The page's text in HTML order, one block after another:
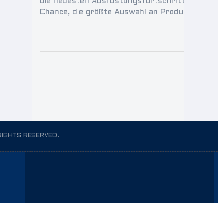
Chance, die größte Auswahl an Produkten
RESERVED.